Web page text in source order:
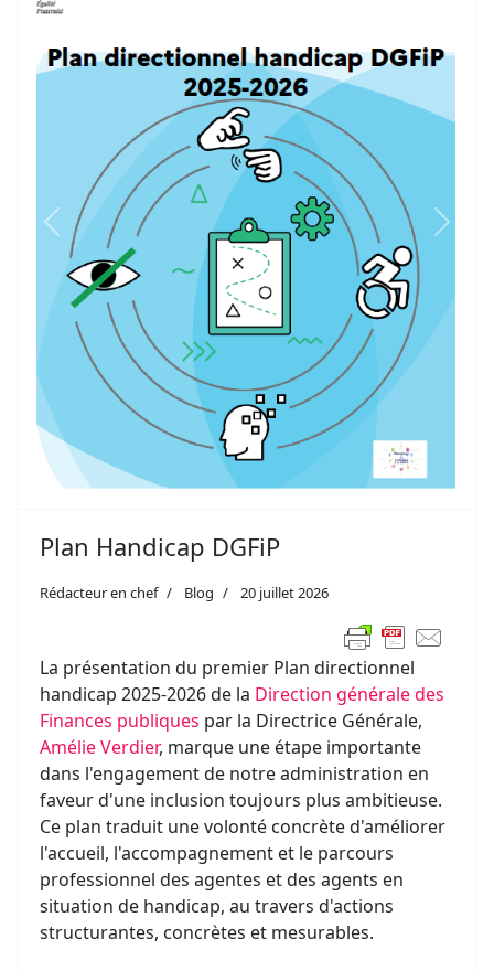
Previous Next
Plan Handicap DGFiP
Rédacteur en chef Blog 20 juillet 2026
La présentation du premier Plan directionnel
handicap 2025-2026 de la Direction générale des
Finances publiques par la Directrice Générale,
Amélie Verdier, marque une étape importante
dans l'engagement de notre administration en
faveur d'une inclusion toujours plus ambitieuse.
Ce plan traduit une volonté concrète d'améliorer
l'accueil, l'accompagnement et le parcours
professionnel des agentes et des agents en
situation de handicap, au travers d'actions
structurantes, concrètes et mesurables.